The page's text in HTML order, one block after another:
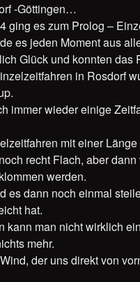
-Göttingen…
ging es zum Prolog –
es jeden Moment aus
Glück und konnten
in Rosdorf
immer wieder einige
mit einer
recht Flach, aber
werden.
es dann noch einmal
hat.
kann man nicht wirklich
mehr.
der uns direkt von